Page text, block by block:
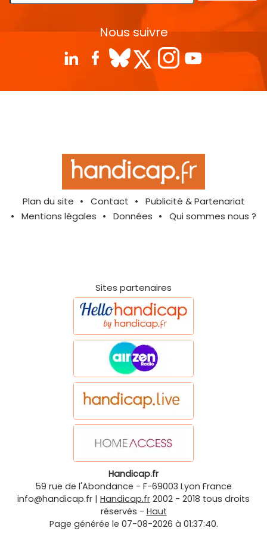
Nous suivre
Plan du site Contact
Publicité & Partenariat
Mentions légales
Données Qui sommes nous ?
Sites partenaires
Handicap.fr
59 rue de l'Abondance - F-69003 Lyon France
info@handicap.fr | Handicap.fr 2002 - 2018 tous droits
réservés - Haut
Page générée le 07-08-2026 à 01:37:40.